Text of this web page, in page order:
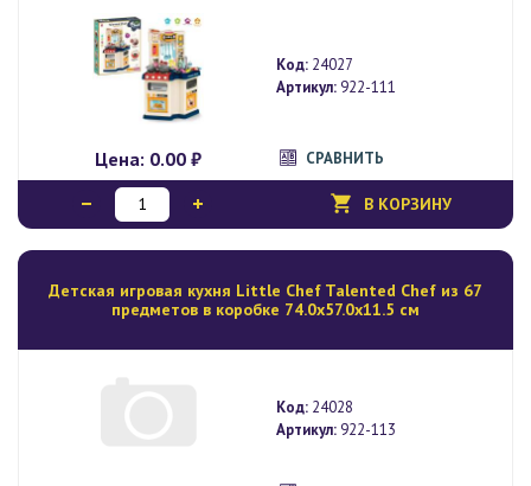
Цена: 0.00 ₽
Код: 24027
Артикул: 922-111
СРАВНИТЬ
В КОРЗИНУ
Детская игровая кухня Little Chef Talented Chef из 67
предметов в коробке 74.0х57.0х11.5 см
Код: 24028
Артикул: 922-113